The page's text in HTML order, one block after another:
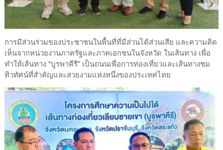
การมีส่วนร่วมของประชาชนในพื้นที่ที่มีส่วนได้ส่วนเสีย และความคิด
เห็นจากหน่วยงานภาครัฐและภาคเอกชนในจังหวัด ในเส้นทาง เพื่อ
ทำให้เส้นทาง “บูรพาคีรี” เป็นถนนเพื่อการท่องเที่ยวและเส้นทางชม
ทิวทัศน์ที่สำคัญและสวยงามแห่งหนึ่งของประเทศไทย